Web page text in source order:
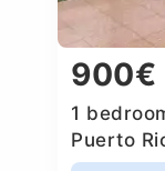
900€
1
Puerto